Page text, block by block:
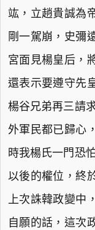
竑，立趙貴誠為
剛一駕崩，史彌
宮面見楊皇后，
還表示要遵守先
楊谷兄弟再三請
外軍民都已歸心
時我楊氏一門恐
以後的權位，終
上次誅韓政變中
自願的話，這次